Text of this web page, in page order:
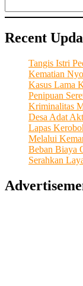
Recent
Tangis Istri
Kematian
Kasus Lama
Penipuan
Kriminalitas
Desa Adat
Lapas
Melalui
Beban Biaya
Serahkan